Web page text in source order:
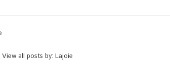
View all posts by: Lajoie